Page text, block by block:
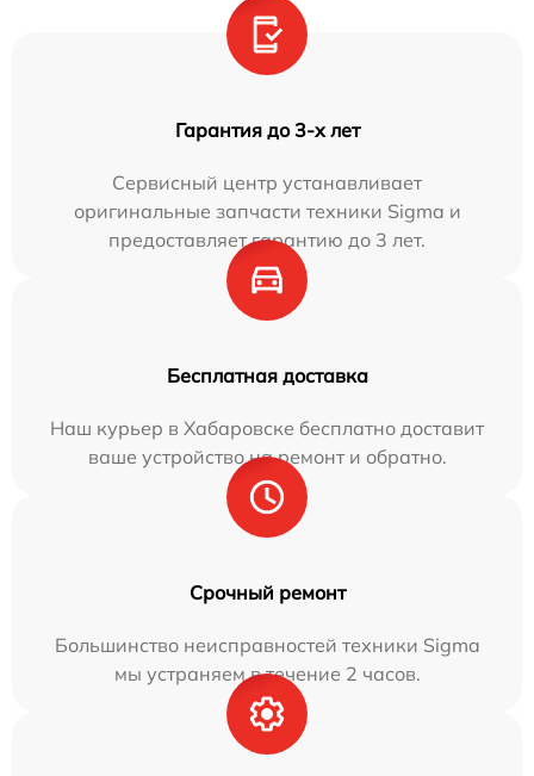
Гарантия до 3-х лет
Сервисный центр устанавливает
оригинальные запчасти техники Sigma и
предоставляет гарантию до 3 лет.
Бесплатная доставка
Наш курьер в Хабаровске бесплатно доставит
ваше устройство на ремонт и обратно.
Срочный ремонт
Большинство неисправностей техники Sigma
мы устраняем в течение 2 часов.